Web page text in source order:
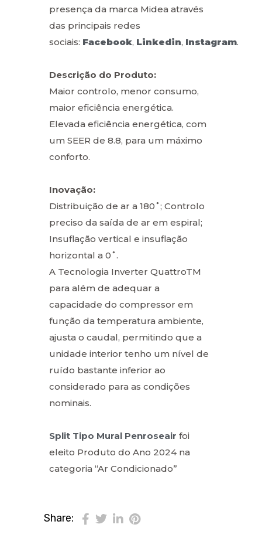
presença da marca Midea através
das principais redes
sociais: Facebook, Linkedin, Instagram.
Descrição do Produto:
Maior controlo, menor consumo,
maior eficiência energética.
Elevada eficiência energética, com
um SEER de 8.8, para um máximo
conforto.
Inovação:
Distribuição de ar a 180˚; Controlo
preciso da saída de ar em espiral;
Insuflação vertical e insuflação
horizontal a 0˚.
A Tecnologia Inverter QuattroTM
para além de adequar a
capacidade do compressor em
função da temperatura ambiente,
ajusta o caudal, permitindo que a
unidade interior tenho um nível de
ruído bastante inferior ao
considerado para as condições
nominais.
Split Tipo Mural Penroseair foi
eleito Produto do Ano 2024 na
categoria “Ar Condicionado”
Share: